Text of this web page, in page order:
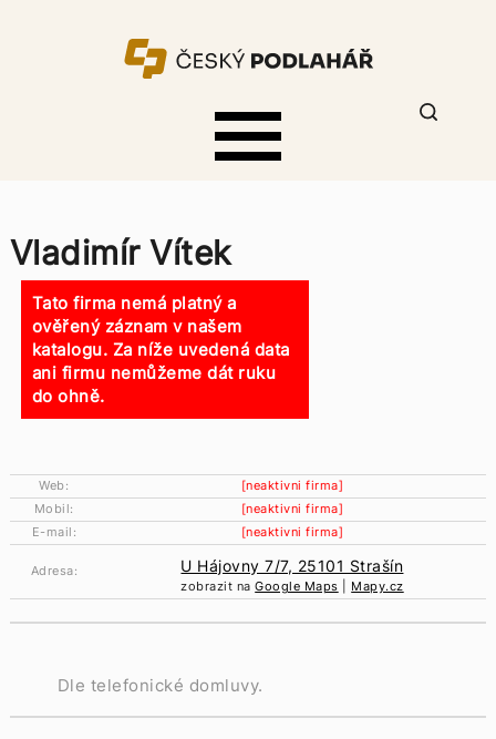
Vladimír Vítek
Tato firma nemá platný a
ověřený záznam v našem
katalogu. Za níže uvedená data
ani firmu nemůžeme dát ruku
do ohně.
Web:
[neaktivni firma]
Mobil:
[neaktivni firma]
E-mail:
[neaktivni firma]
Adresa: U Hájovny 7/7, 25101 Strašín
zobrazit naGoogle Maps Mapy.cz
Dle telefonické domluvy.